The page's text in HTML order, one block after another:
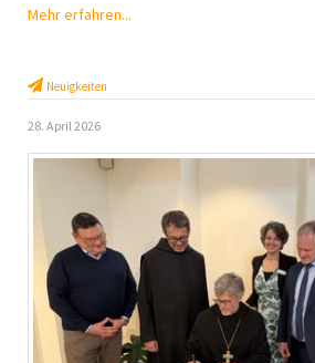
Mehr erfahren...
Neuigkeiten
28. April 2026